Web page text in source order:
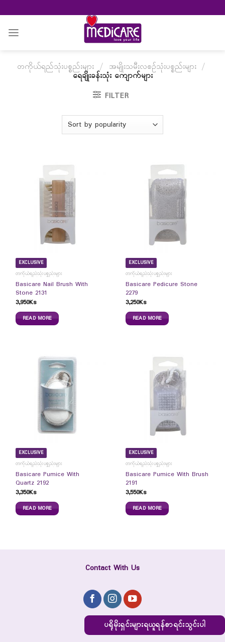
to
content
တကိုယ်ရည်သုံးပစ္စည်းများ / အမျိုးသမီးလစဉ်သုံးပစ္စည်းများ /
ရေချိုးခန်းသုံး ကျောက်များ
FILTER
EXCLUSIVE
တကိုယ်ရည်သုံးပစ္စည်းများ
Basicare Nail Brush With
Stone 2131
3,950Ks
READ MORE
EXCLUSIVE
တကိုယ်ရည်သုံးပစ္စည်းများ
Basicare Pedicure Stone
2279
3,250Ks
READ MORE
EXCLUSIVE
တကိုယ်ရည်သုံးပစ္စည်းများ
Basicare Pumice With
Quartz 2192
3,350Ks
READ MORE
EXCLUSIVE
တကိုယ်ရည်သုံးပစ္စည်းများ
Basicare Pumice With Brush
2191
3,550Ks
READ MORE
Contact With Us
ပရိုမိုးရှင်းများရယူရန်စာရင်းသွင်းပါ